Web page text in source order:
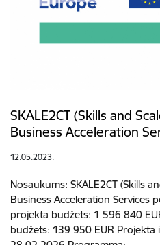
SKALE2CT (Skills and
Business Acceleration
12.05.2023.
Nosaukums: SKALE2CT (Skills
Business Acceleration Services
projekta budžets: 1 596 840
budžets: 139 950 EUR